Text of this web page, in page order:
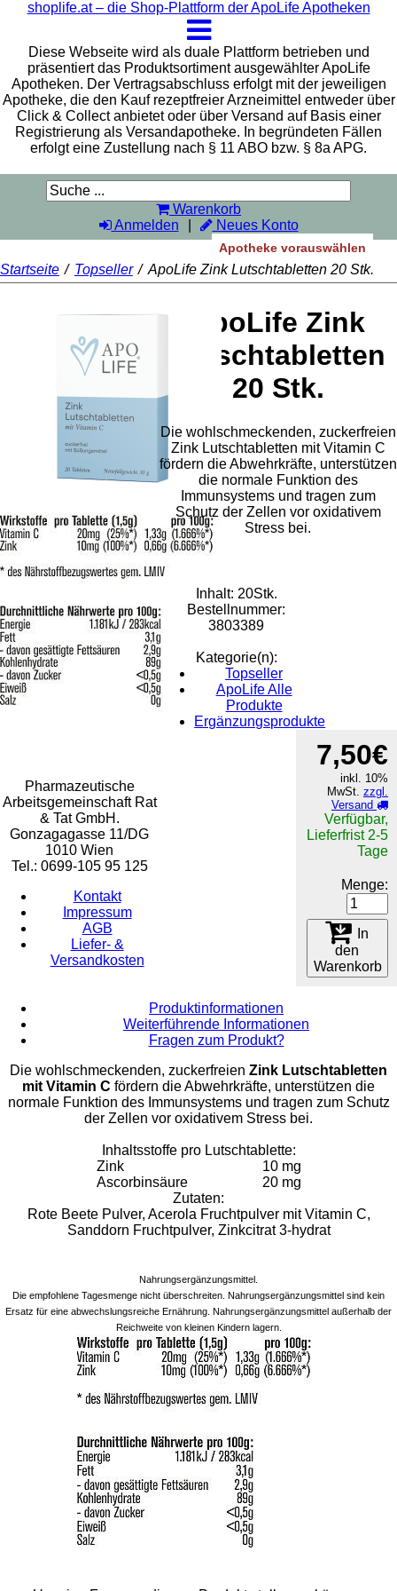
shoplife.at – die Shop-Plattform der ApoLife Apotheken
Diese Webseite wird als duale Plattform betrieben und
präsentiert das Produktsortiment ausgewählter ApoLife
Apotheken. Der Vertragsabschluss erfolgt mit der jeweiligen
Apotheke, die den Kauf rezeptfreier Arzneimittel entweder über
Click & Collect anbietet oder über Versand auf Basis einer
Registrierung als Versandapotheke. In begründeten Fällen
erfolgt eine Zustellung nach § 11 ABO bzw. § 8a APG.
Warenkorb
Anmelden
Neues Konto
Apotheke vorauswählen
Startseite / Topseller / ApoLife Zink Lutschtabletten 20 Stk.
ApoLife Zink
Lutschtabletten
20 Stk.
Die wohlschmeckenden, zuckerfreien
Zink Lutschtabletten mit Vitamin C
fördern die Abwehrkräfte, unterstützen
die normale Funktion des
Immunsystems und tragen zum
Schutz der Zellen vor oxidativem
Stress bei.
Inhalt: 20Stk.
Bestellnummer:
3803389
Kategorie(n):
Topseller
ApoLife Alle
Produkte
Ergänzungsprodukte
7,50€
inkl. 10%
MwSt. zzgl.
Versand
Verfügbar,
Lieferfrist 2-5
Tage
Menge:
In
den
Warenkorb
Produktinformationen
Weiterführende Informationen
Fragen zum Produkt?
Die wohlschmeckenden, zuckerfreien Zink Lutschtabletten
mit Vitamin C fördern die Abwehrkräfte, unterstützen die
normale Funktion des Immunsystems und tragen zum Schutz
der Zellen vor oxidativem Stress bei.
Inhaltsstoffe pro Lutschtablette:
Zink 10 mg
Ascorbinsäure 20 mg
Zutaten:
Rote Beete Pulver, Acerola Fruchtpulver mit Vitamin C,
Sanddorn Fruchtpulver, Zinkcitrat 3-hydrat
Nahrungsergänzungsmittel.
Die empfohlene Tagesmenge nicht überschreiten. Nahrungsergänzungsmittel sind kein
Ersatz für eine abwechslungsreiche Ernährung. Nahrungsergänzungsmittel außerhalb der
Reichweite von kleinen Kindern lagern.
Pharmazeutische
Arbeitsgemeinschaft Rat
& Tat GmbH.
Gonzagagasse 11/DG
1010 Wien
Tel.: 0699-105 95 125
Kontakt
Impressum
AGB
Liefer- &
Versandkosten